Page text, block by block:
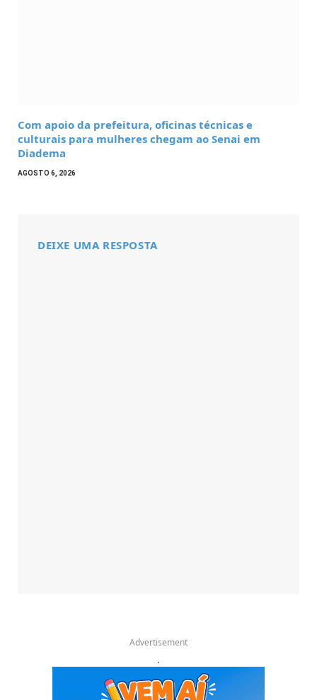
Com apoio da prefeitura, oficinas técnicas e
culturais para mulheres chegam ao Senai em
Diadema
AGOSTO 6, 2026
DEIXE UMA RESPOSTA
Advertisement
.